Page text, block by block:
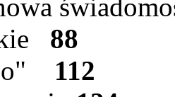
88
112